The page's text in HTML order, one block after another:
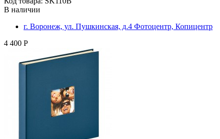
В наличии
г. Воронеж, ул. Пушкинская, д.4 Фотоцентр, Копицентр
4 400 Р